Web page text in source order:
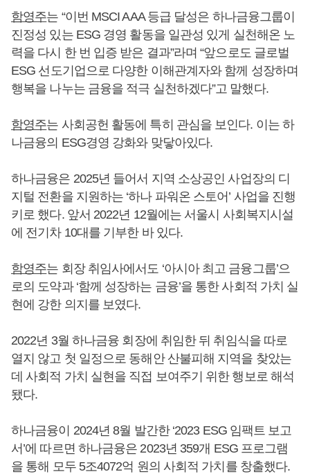
함영주는 “이번 MSCI AAA 등급 달성은 하나금융그룹이
진정성 있는 ESG 경영 활동을 일관성 있게 실천해온 노
력을 다시 한 번 입증 받은 결과”라며 “앞으로도 글로벌
ESG 선도기업으로 다양한 이해관계자와 함께 성장하며
행복을 나누는 금융을 적극 실천하겠다”고 말했다.
함영주는 사회공헌 활동에 특히 관심을 보인다. 이는 하
나금융의 ESG경영 강화와 맞닿아있다.
하나금융은 2025년 들어서 지역 소상공인 사업장의 디
지털 전환을 지원하는 ‘하나 파워온 스토어’ 사업을 진행
키로 했다. 앞서 2022년 12월에는 서울시 사회복지시설
에 전기차 10대를 기부한 바 있다.
함영주는 회장 취임사에서도 ‘아시아 최고 금융그룹’으
로의 도약과 ‘함께 성장하는 금융’을 통한 사회적 가치 실
현에 강한 의지를 보였다.
2022년 3월 하나금융 회장에 취임한 뒤 취임식을 따로
열지 않고 첫 일정으로 동해안 산불피해 지역을 찾았는
데 사회적 가치 실현을 직접 보여주기 위한 행보로 해석
됐다.
하나금융이 2024년 8월 발간한 ‘2023 ESG 임팩트 보고
서’에 따르면 하나금융은 2023년 359개 ESG 프로그램
을 통해 모두 5조4072억 원의 사회적 가치를 창출했다.